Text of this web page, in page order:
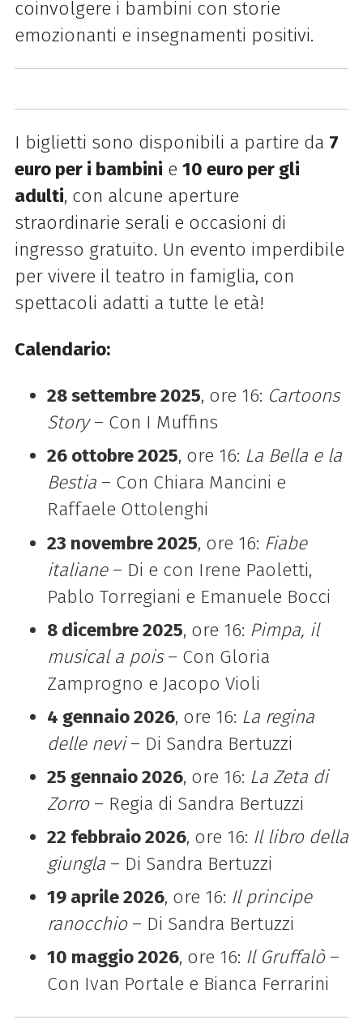
coinvolgere i bambini con storie
emozionanti e insegnamenti positivi.
I biglietti sono disponibili a partire da 7
euro per i bambini e 10 euro per gli
adulti, con alcune aperture
straordinarie serali e occasioni di
ingresso gratuito. Un evento imperdibile
per vivere il teatro in famiglia, con
spettacoli adatti a tutte le età!
Calendario:
28 settembre 2025, ore 16: Cartoons
Story– Con I Muffins
26 ottobre 2025, ore 16: La Bella e la
Bestia– Con Chiara Mancini e
Raffaele Ottolenghi
23 novembre 2025, ore 16: Fiabe
italiane– Di e con Irene Paoletti,
Pablo Torregiani e Emanuele Bocci
8 dicembre 2025, ore 16: Pimpa, il
musical a pois– Con Gloria
Zamprogno e Jacopo Violi
4 gennaio 2026, ore 16: La regina
delle nevi– Di Sandra Bertuzzi
25 gennaio 2026, ore 16: La Zeta di
Zorro– Regia di Sandra Bertuzzi
22 febbraio 2026, ore 16: Il libro della
giungla– Di Sandra Bertuzzi
19 aprile 2026, ore 16: Il principe
ranocchio– Di Sandra Bertuzzi
10 maggio 2026, ore 16: Il Gruffalò–
Con Ivan Portale e Bianca Ferrarini